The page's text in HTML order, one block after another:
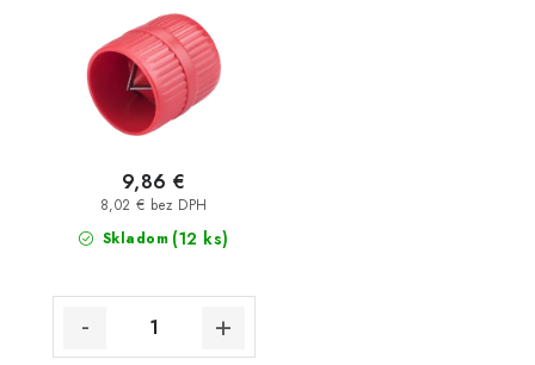
Skladom (12 ks)
8,02 € bez DPH
9,86 €